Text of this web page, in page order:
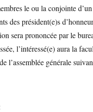
le ou la conjointe d’un
des président(e)s
sera prononcée par le
l’intéressé(e) aura la
l’assemblée générale